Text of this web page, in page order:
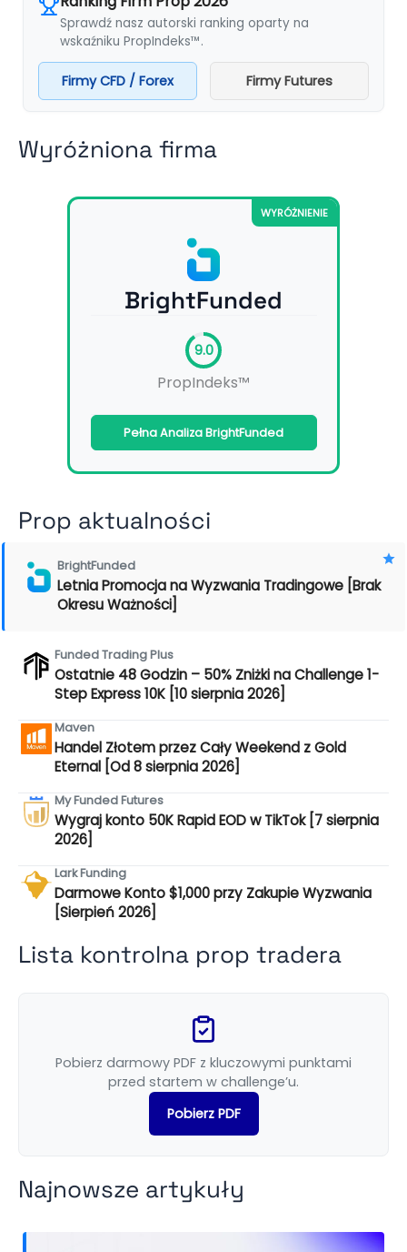
Sprawdź nasz autorski ranking oparty na
wskaźniku PropIndeks™.
Firmy CFD / Forex Firmy Futures
Wyróżniona firma
WYRÓŻNIENIE
BrightFunded
9.0
PropIndeks™
Pełna Analiza BrightFunded
Prop aktualności
BrightFunded
Letnia Promocja na Wyzwania Tradingowe [Brak
Okresu Ważności]
Funded Trading Plus
Ostatnie 48 Godzin – 50% Zniżki na Challenge 1-
Step Express 10K [10 sierpnia 2026]
Maven
Handel Złotem przez Cały Weekend z Gold
Eternal [Od 8 sierpnia 2026]
My Funded Futures
Wygraj konto 50K Rapid EOD w TikTok [7 sierpnia
2026]
Lark Funding
Darmowe Konto $1,000 przy Zakupie Wyzwania
[Sierpień 2026]
Lista kontrolna prop tradera
Pobierz darmowy PDF z kluczowymi punktami
przed startem w challenge’u.
Pobierz PDF
Najnowsze artykuły